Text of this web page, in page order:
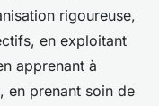
rigoureuse,
en exploitant
apprenant à
en prenant soin de